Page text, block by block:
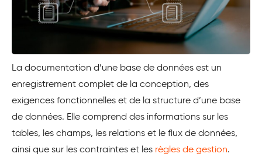
La documentation d’une base de données est un
enregistrement complet de la conception, des
exigences fonctionnelles et de la structure d’une base
de données. Elle comprend des informations sur les
tables, les champs, les relations et le flux de données,
ainsi que sur les contraintes et les règles de gestion.